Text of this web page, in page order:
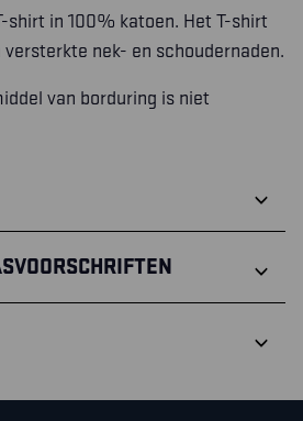
shirt in 100% katoen. Het T-shirt
nek- en schoudernaden.
van borduring is niet